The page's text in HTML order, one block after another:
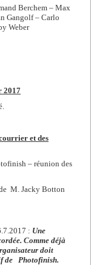
Berchem – Max
Gangolf – Carlo
Weber
2017
et des
– réunion des
M. Jacky Botton
: Une
Comme déjà
doit
de Photofinish.